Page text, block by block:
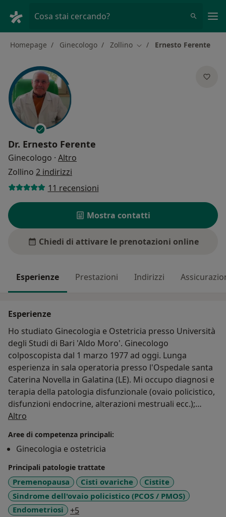
Cosa stai cercando?
Homepage Ginecologo Zollino Cambia città
Ernesto Ferente
Dr. Ernesto Ferente
Ginecologo · Altro
Zollino 2 indirizzi
11 recensioni
Mostra contatti
Chiedi di attivare le prenotazioni online
Esperienze Prestazioni Indirizzi
Esperienze
Ho studiato Ginecologia e Ostetricia presso Università
degli Studi di Bari 'Aldo Moro'. Ginecologo
colposcopista dal 1 marzo 1977 ad oggi. Lunga
esperienza in sala operatoria presso l'Ospedale santa
Caterina Novella in Galatina (LE). Mi occupo diagnosi e
terapia della patologia disfunzionale (ovaio policistico,
disfunzioni endocrine, alterazioni mestruali ecc.);
diagnosi precoce e terapia della patologia benigna e
endometrio, corpo dell'utero e ovaio. Aiuto le mamme
e le coppie a vivere la gravidanza ed il parto nel modo
più naturale possibile cercando di prevenire o
diagnosticare precocemente le eventuali complicazioni
in modo da risolvere con la massima salvaguardia
della salute della madre e del bambino.
Altro
Aree di competenza principali:
Ginecologia e ostetricia
Principali patologie trattate
Premenopausa Cisti ovariche
Cistite
Sindrome dell'ovaio policistico (PCOS / PMOS)
Endometriosi
+5